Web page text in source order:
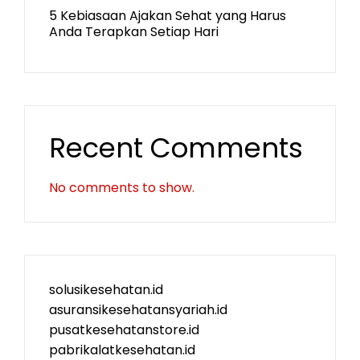
5 Kebiasaan Ajakan Sehat yang Harus
Anda Terapkan Setiap Hari
Recent Comments
No comments to show.
solusikesehatan.id
asuransikesehatansyariah.id
pusatkesehatanstore.id
pabrikalatkesehatan.id